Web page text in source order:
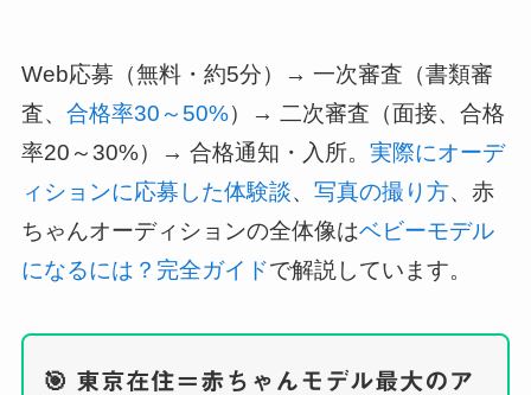
Web応募（無料・約5分）→ 一次審査（書類審
査、 合格率30～50%）→ 二次審査（面接、合格
率20～30%）→ 合格通知・入所。 実際にオーデ
ィションに応募した体験談、 写真の撮り方、赤
ちゃんオーディションの全体像はベビーモデル
になるには？完全ガイドで解説しています。
🎯 東京在住＝赤ちゃんモデル最大のア